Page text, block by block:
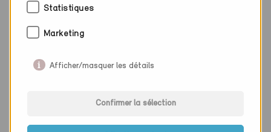
Statistiques
Marketing
Afficher/masquer les détails
Confirmer la sélection